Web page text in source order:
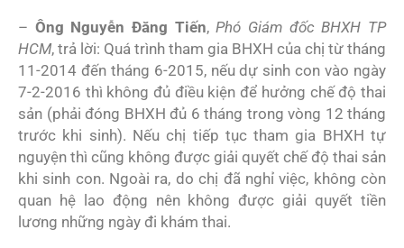
– Ông Nguyễn Đăng Tiến,Phó Giám đốc BHXH TP
HCM, trả lời: Quá trình tham gia BHXH của chị từ tháng
11-2014 đến tháng 6-2015, nếu dự sinh con vào ngày
7-2-2016 thì không đủ điều kiện để hưởng chế độ thai
sản (phải đóng BHXH đủ 6 tháng trong vòng 12 tháng
trước khi sinh). Nếu chị tiếp tục tham gia BHXH tự
nguyện thì cũng không được giải quyết chế độ thai sản
khi sinh con. Ngoài ra, do chị đã nghỉ việc, không còn
quan hệ lao động nên không được giải quyết tiền
lương những ngày đi khám thai.